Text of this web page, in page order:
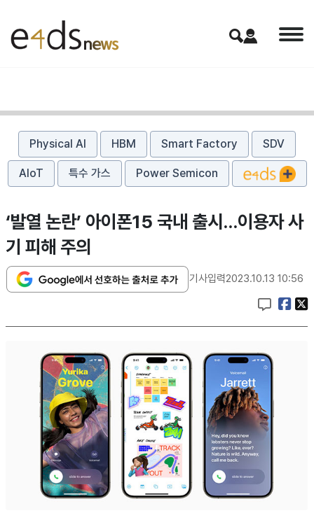
Physical AI HBM Smart Factory SDV
AIoT 특수 가스 Power Semicon
‘발열 논란’ 아이폰15 국내 출시…이용자 사
기 피해 주의
기사입력2023.10.13 10:56